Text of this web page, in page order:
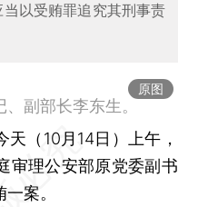
以受贿罪追究其刑事责
原图
副部长李东生。
（10月14日）上午，
审理公安部原党委副书
案。